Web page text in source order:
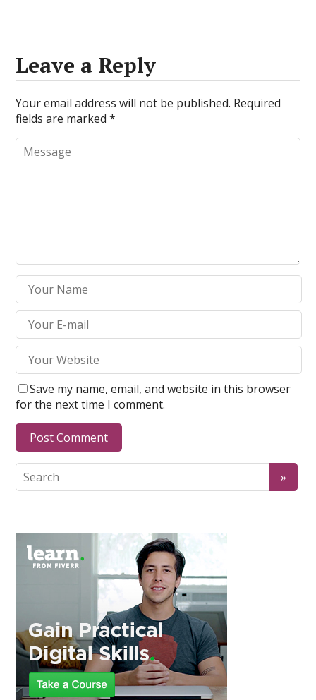
Leave a Reply
Your email address will not be published. Required
fields are marked*
Save my name, email, and website in this browser
for the next time I comment.